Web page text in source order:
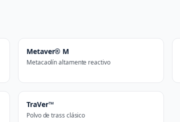
Metaver® M
Metacaolín altamente reactivo
TraVer™
Polvo de trass clásico